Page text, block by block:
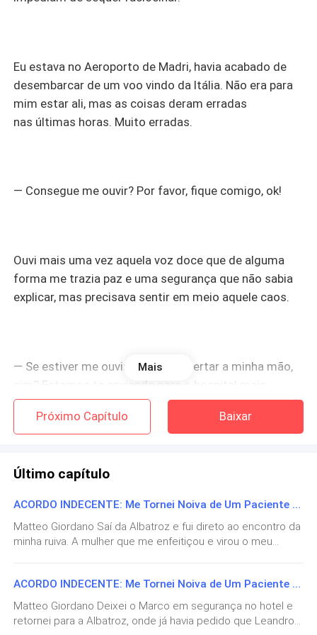
Eu estava no Aeroporto de Madri, havia acabado de
desembarcar de um voo vindo da Itália. Não era para
mim estar ali, mas as coisas deram erradas
nas últimas horas. Muito erradas.
— Consegue me ouvir? Por favor, fique comigo, ok!
Ouvi mais uma vez aquela voz doce que de alguma
forma me trazia paz e uma segurança que não sabia
explicar, mas precisava sentir em meio aquele caos.
— Se estiver me ouvindo, tente apertar a minha mão,
sim? Estamos te enviando para o hospital mais
próximo.
Eu não conseguia ver o rosto dela. O cheiro de sangue
o sangue em meu rosto, tomando meus olhos me
impediam de enxergar nitidamente. Havia um grande
tumulto ao redor e eu tentava organizar a mente
Mais
Próximo Capítulo Baixar
Último capítulo
ACORDO INDECENTE: Me Tornei Noiva de Um Paciente Capítulo Cento e Seis — Prontos Para o Que Vier
Matteo Giordano Saí da Albatroz e fui direto ao encontro da
minha ruiva. A mulher que me enfeitiçou e virou o meu
de revelar. Mas, diante dos últimos acontecimentos, é
fundamental deixá-la ciente de tudo: da minha história
sangrenta e das consequências devastadoras que virão a
seguir. — Oi, meu amor... Está pronta para irmos? —
ACORDO INDECENTE: Me Tornei Noiva de Um Paciente Capítulo Cento e Seis — É Hora de Agir...
Matteo Giordano Deixei o Marco em segurança no hotel e
retornei para a Albatroz, onde já havia pedido que Leandro